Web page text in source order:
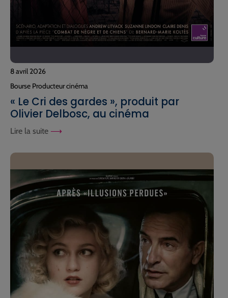
8 avril 2026
Bourse Producteur cinéma
« Le Cri des gardes », produit par
Olivier Delbosc, au cinéma
Lire la suite